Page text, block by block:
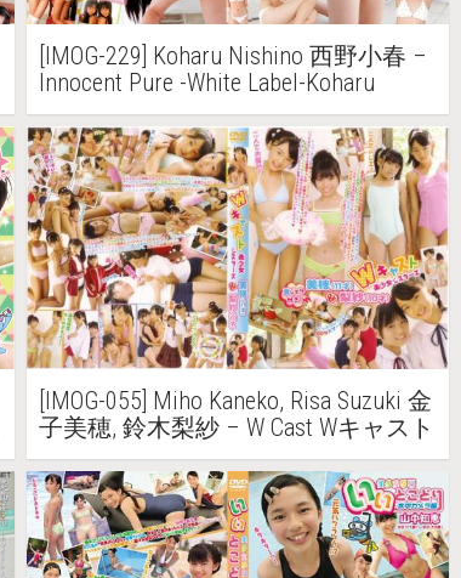
[IMOG-229] Koharu Nishino 西野小春 –
Innocent Pure -White Label-Koharu
Nishino Part2 純真無垢 -ホワイトレー
ベル-西野小春 Part2
[IMOG-055] Miho Kaneko, Risa Suzuki 金
子美穂, 鈴木梨紗 – W Cast Wキャスト